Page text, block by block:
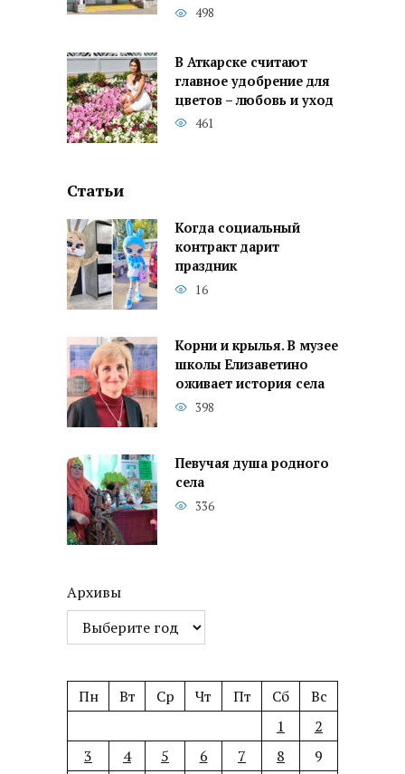
498
В Аткарске считают
главное удобрение для
цветов – любовь и уход
461
Статьи
Когда социальный
контракт дарит
праздник
16
Корни и крылья. В музее
школы Елизаветино
оживает история села
398
Певучая душа родного
села
336
Архивы
Пн Вт Ср Чт Пт Сб
Вс
1
2
3
4 5 6 7 8
9